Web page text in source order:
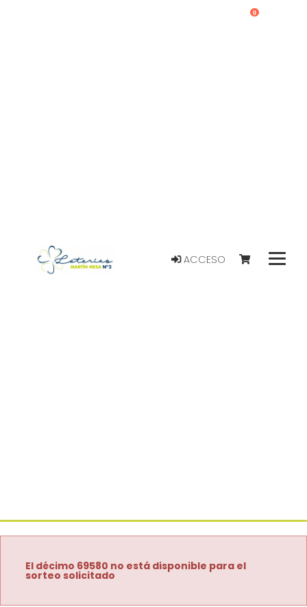
ACCESO
0
El décimo 69580 no está disponible para el
sorteo solicitado